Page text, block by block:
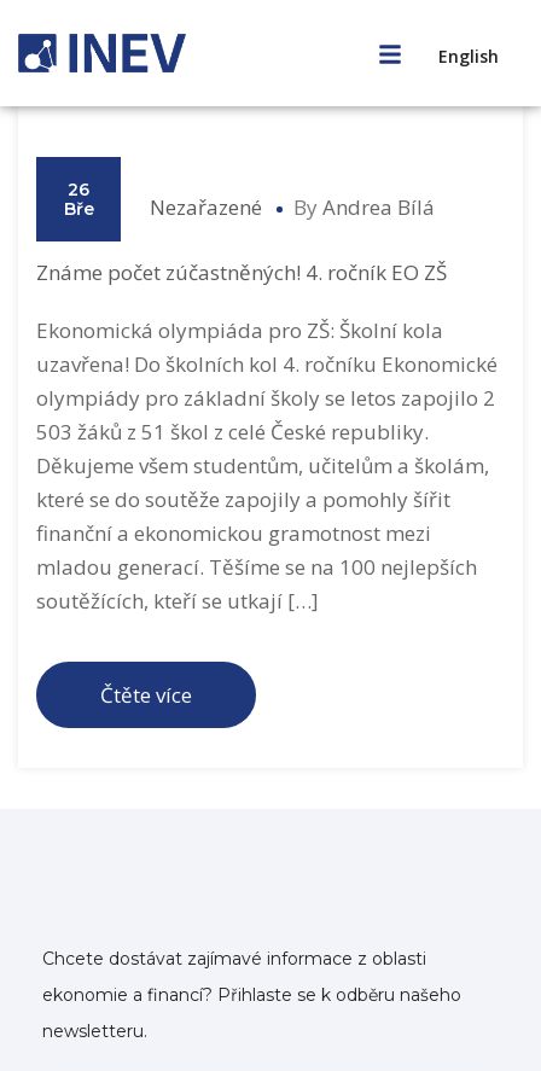
English
26
Bře
Nezařazené By Andrea Bílá
Známe počet zúčastněných! 4. ročník EO ZŠ
Ekonomická olympiáda pro ZŠ: Školní kola
uzavřena! Do školních kol 4. ročníku Ekonomické
olympiády pro základní školy se letos zapojilo 2
503 žáků z 51 škol z celé České republiky.
Děkujeme všem studentům, učitelům a školám,
které se do soutěže zapojily a pomohly šířit
finanční a ekonomickou gramotnost mezi
mladou generací. Těšíme se na 100 nejlepších
soutěžících, kteří se utkají […]
Čtěte více
Chcete dostávat zajímavé informace z oblasti
ekonomie a financí? Přihlaste se k odběru našeho
newsletteru.